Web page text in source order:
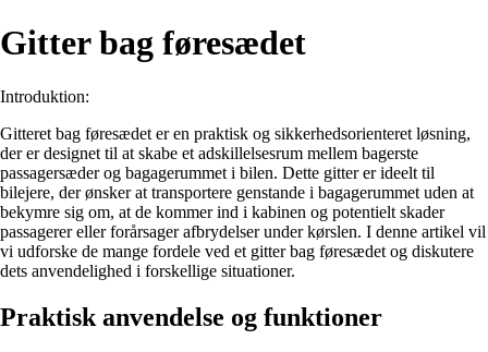
Gitter bag føresædet
Introduktion:
Gitteret bag føresædet er en praktisk og sikkerhedsorienteret løsning,
der er designet til at skabe et adskillelsesrum mellem bagerste
passagersæder og bagagerummet i bilen. Dette gitter er ideelt til
bilejere, der ønsker at transportere genstande i bagagerummet uden at
bekymre sig om, at de kommer ind i kabinen og potentielt skader
passagerer eller forårsager afbrydelser under kørslen. I denne artikel vil
vi udforske de mange fordele ved et gitter bag føresædet og diskutere
dets anvendelighed i forskellige situationer.
Praktisk anvendelse og funktioner